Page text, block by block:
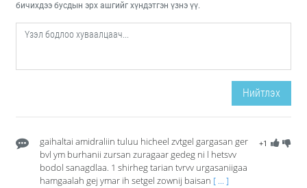
бичихдээ бусдын эрх ашгийг хүндэтгэн үзнэ үү.
Нийтлэх
+1
gaihaltai amidraliin tuluu hicheel zvtgel gargasan ger
bvl ym burhanii zursan zuragaar gedeg ni l hetsvv
bodol sanagdlaa. 1 shirheg tarian tvrvv urgasaniigaa
hamgaalah gej ymar ih setgel zownij baisan [ ... ]